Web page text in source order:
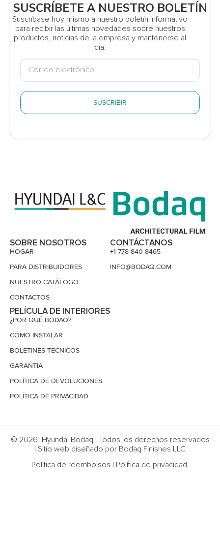
SUSCRÍBETE A NUESTRO BOLETÍN
Suscríbase hoy mismo a nuestro boletín informativo
para recibir las últimas novedades sobre nuestros
productos, noticias de la empresa y mantenerse al
día.
SUSCRIBIR
SOBRE NOSOTROS
HOGAR
PARA DISTRIBUIDORES
NUESTRO CATÁLOGO
CONTACTOS
PELÍCULA DE INTERIORES
¿POR QUÉ BODAQ?
CÓMO INSTALAR
BOLETINES TÉCNICOS
GARANTÍA
POLÍTICA DE DEVOLUCIONES
POLÍTICA DE PRIVACIDAD
CONTÁCTANOS
+1-778-840-8465
INFO@BODAQ.COM
© 2026, Hyundai Bodaq | Todos los derechos reservados
| Sitio web diseñado por Bodaq Finishes LLC
Política de reembolsos | Política de privacidad